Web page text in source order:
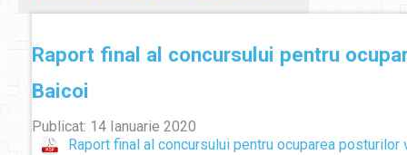
Raport final al concursului pentru
Baicoi
Publicat: 14 Ianuarie 2020
Raport final al concursului pentru ocuparea